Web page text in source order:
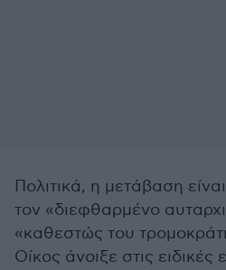
Πολιτικά, η μετάβαση
τον «διεφθαρμένο
«καθεστώς του
Οίκος άνοιξε στις ειδικές